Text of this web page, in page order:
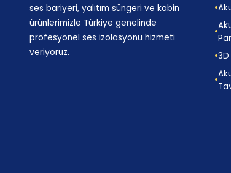
ses bariyeri, yalıtım süngeri ve kabin
ürünlerimizle Türkiye genelinde
profesyonel ses izolasyonu hizmeti
veriyoruz.